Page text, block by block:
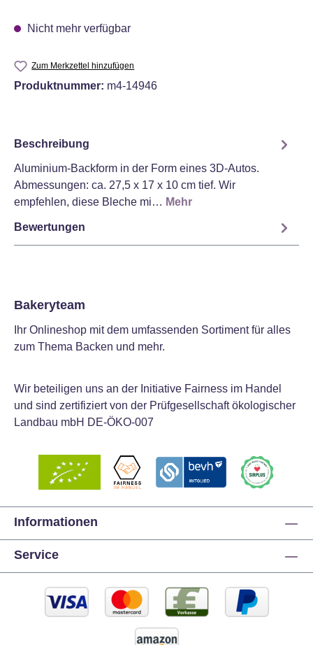
Nicht mehr verfügbar
Zum Merkzettel hinzufügen
Produktnummer: m4-14946
Beschreibung
Aluminium-Backform in der Form eines 3D-Autos.
Abmessungen: ca. 27,5 x 17 x 10 cm tief. Wir
empfehlen, diese Bleche mi… Mehr
Bewertungen
Bakeryteam
Ihr Onlineshop mit dem umfassenden Sortiment für alles
zum Thema Backen und mehr.
Wir beteiligen uns an der Initiative Fairness im Handel
und sind zertifiziert von der Prüfgesellschaft ökologischer
Landbau mbH DE-ÖKO-007
Informationen
Service